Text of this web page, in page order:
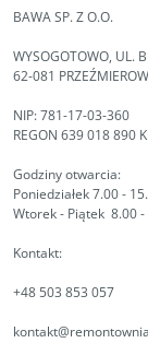
BAWA SP. Z O.O.
WYSOGOTOWO, UL.
62-081
NIP: 781-17-03-360
REGON 639 018 890
Godziny otwarcia:
Poniedziałek 7.00 -
Wtorek - Piątek 8.00 -
Kontakt:
+48 503 853 057